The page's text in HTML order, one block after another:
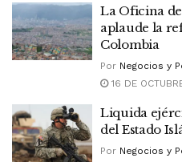
La Oficina
aplaude la
Colombia
Por Negocios y
16 DE
Liquida
del Estado
Por Negocios y